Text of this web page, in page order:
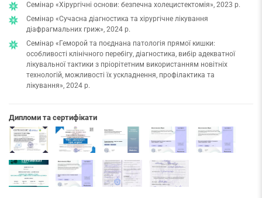
Семінар «Хірургічні основи: безпечна холецистектомія», 2023 р.
Семінар «Сучасна діагностика та хірургічне лікування
діафрагмальних гриж», 2024 р.
Семінар «Геморой та поєднана патологія прямої кишки:
особливості клінічного перебігу, діагностика, вибір адекватної
лікувальної тактики з пріорітетним використанням новітніх
технологій, можливості їх ускладнення, профілактика та
лікування», 2024 р.
Дипломи та сертифікати